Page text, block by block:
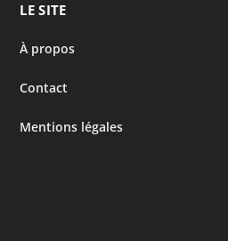
LE SITE
À propos
Contact
Mentions légales